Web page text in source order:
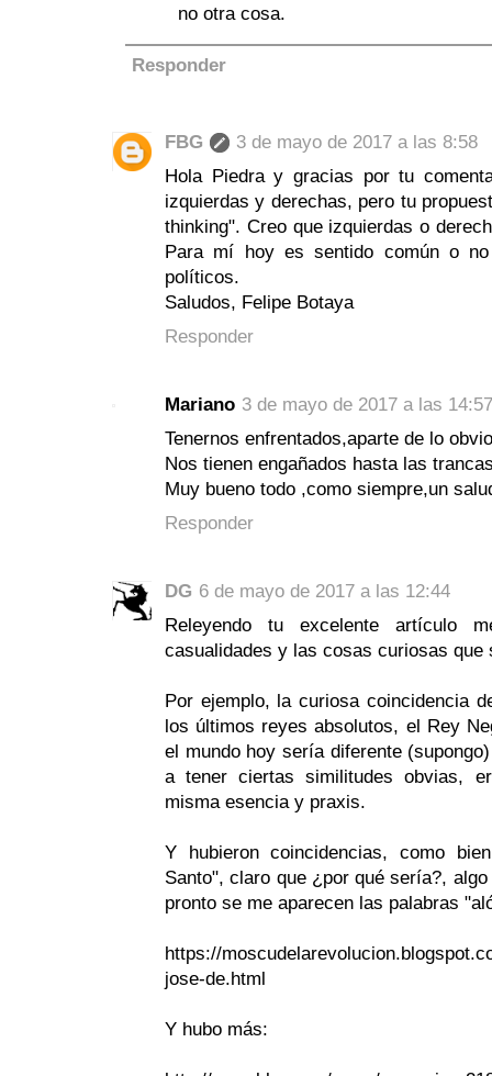
no otra cosa.
Responder
FBG
3 de mayo de 2017 a las 8:58
Hola Piedra y gracias por tu
izquierdas y derechas, pero tu
thinking". Creo que izquierdas o
Para mí hoy es sentido común o
políticos.
Saludos, Felipe Botaya
Responder
Mariano 3 de mayo de 2017 a las 14:57
Tenernos enfrentados,aparte de lo
Nos tienen engañados hasta las
Muy bueno todo ,como siempre,un
Responder
DG 6 de mayo de 2017 a las 12:44
Releyendo tu excelente artículo
casualidades y las cosas curiosas
Por ejemplo, la curiosa coincidencia
los últimos reyes absolutos, el Rey
el mundo hoy sería diferente
a tener ciertas similitudes obvias,
misma esencia y praxis.
Y hubieron coincidencias, como
Santo", claro que ¿por qué sería?,
pronto se me aparecen las palabras
https://
jose-de.html
Y hubo más: